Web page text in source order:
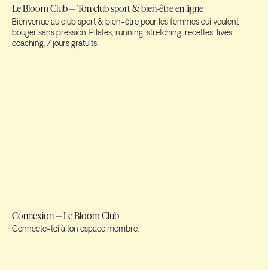
Le Bloom Club — Ton club sport & bien-être en ligne
Bienvenue au club sport & bien-être pour les femmes qui veulent
bouger sans pression. Pilates, running, stretching, recettes, lives
coaching. 7 jours gratuits.
Connexion — Le Bloom Club
Connecte-toi à ton espace membre.